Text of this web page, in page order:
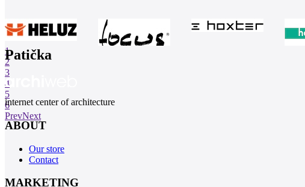
1
2
3
4
5
6
PrevNext
Patička
internet center of architecture
ABOUT
Our store
Contact
MARKETING